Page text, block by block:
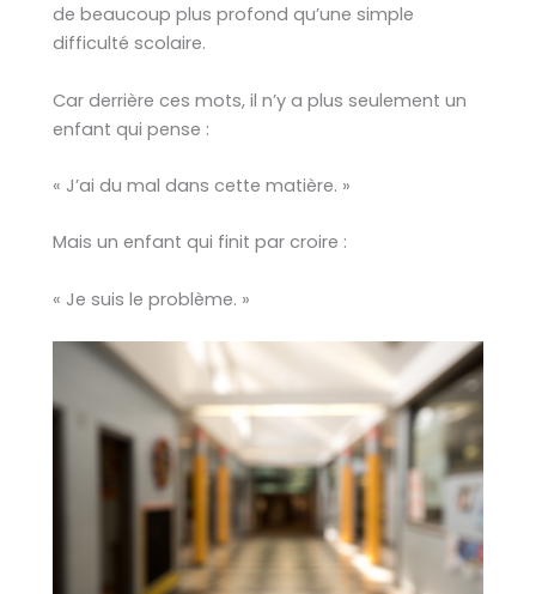
de beaucoup plus profond qu’une simple
difficulté scolaire.
Car derrière ces mots, il n’y a plus seulement un
enfant qui pense :
« J’ai du mal dans cette matière. »
Mais un enfant qui finit par croire :
« Je suis le problème. »